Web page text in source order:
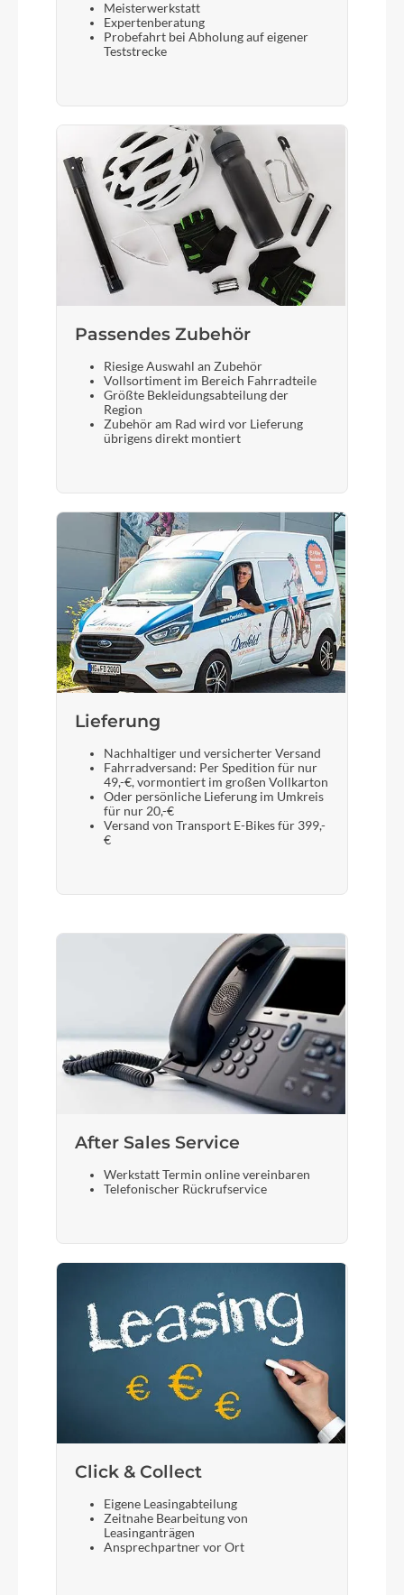
Sattelstütze
Koga
Meisterwerkstatt
Expertenberatung
Probefahrt bei Abholung auf eigener
Teststrecke
Passendes Zubehör
Riesige Auswahl an Zubehör
Vollsortiment im Bereich Fahrradteile
Größte Bekleidungsabteilung der
Region
Zubehör am Rad wird vor Lieferung
übrigens direkt montiert
Lieferung
Nachhaltiger und versicherter Versand
Fahrradversand: Per Spedition für nur
49,-€, vormontiert im großen Vollkarton
Oder persönliche Lieferung im Umkreis
für nur 20,-€
Versand von Transport E-Bikes für 399,-
€
After Sales Service
Werkstatt Termin online vereinbaren
Telefonischer Rückrufservice
Click & Collect
Eigene Leasingabteilung
Zeitnahe Bearbeitung von
Leasinganträgen
Ansprechpartner vor Ort